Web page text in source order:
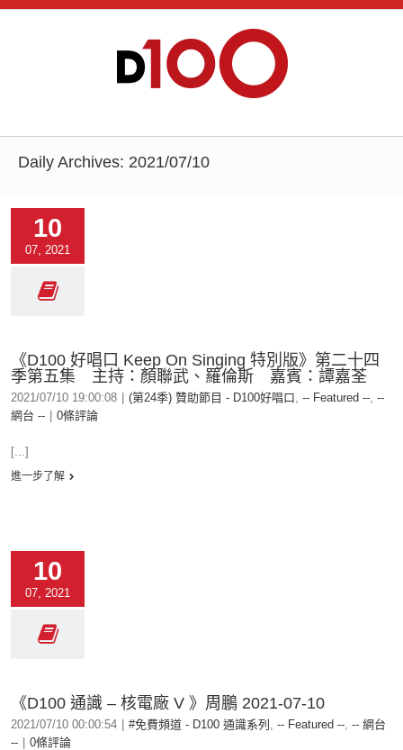
Daily Archives: 2021/07/10
10
07, 2021
《D100 好唱口 Keep On Singing 特別版》第二十四
季第五集 主持：顏聯武、羅倫斯 嘉賓：譚嘉荃
2021/07/10 19:00:08 (第24季) 贊助節目 - D100好唱口, -- Featured --, --
網台 --
0條評論
[...]
進一步了解
10
07, 2021
《D100 通識 – 核電廠 V 》周鵬 2021-07-10
2021/07/10 00:00:54 #免費頻道 - D100 通識系列 , -- Featured --, -- 網台
--
0條評論